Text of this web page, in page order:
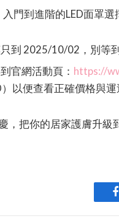
入門到進階的LED面罩
到 2025/10/02，別等
官網活動頁： https://
以便查看正確價格與運
，把你的居家護膚升級